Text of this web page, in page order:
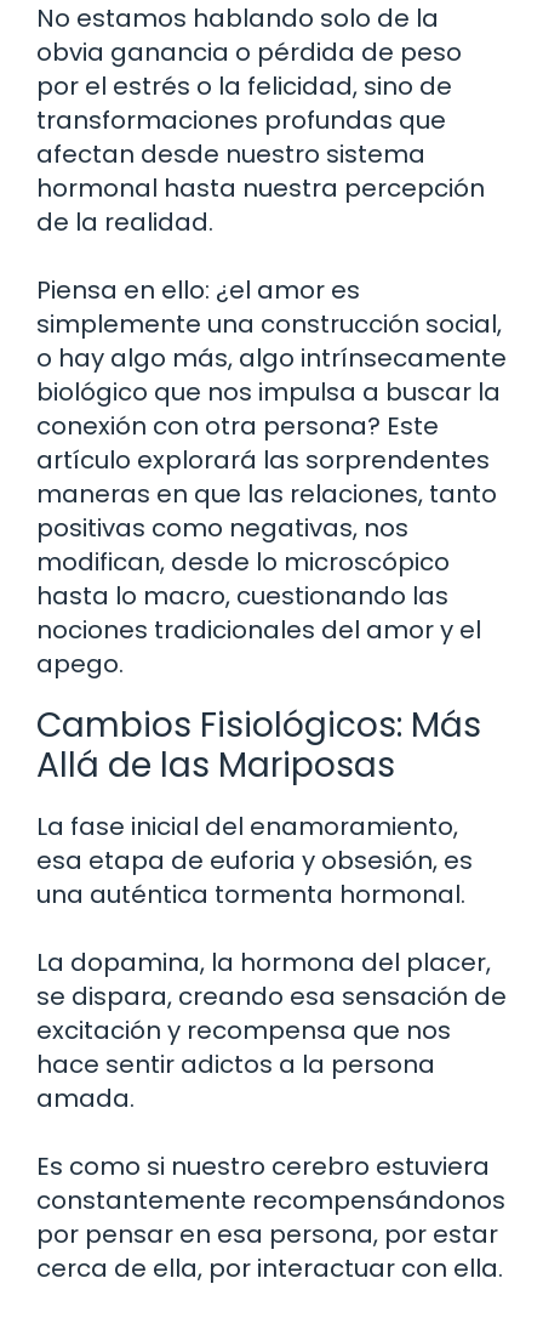
No estamos hablando solo de la
obvia ganancia o pérdida de peso
por el estrés o la felicidad, sino de
transformaciones profundas que
afectan desde nuestro sistema
hormonal hasta nuestra percepción
de la realidad.
Piensa en ello: ¿el amor es
simplemente una construcción social,
o hay algo más, algo intrínsecamente
biológico que nos impulsa a buscar la
conexión con otra persona? Este
artículo explorará las sorprendentes
maneras en que las relaciones, tanto
positivas como negativas, nos
modifican, desde lo microscópico
hasta lo macro, cuestionando las
nociones tradicionales del amor y el
apego.
Cambios Fisiológicos: Más
Allá de las Mariposas
La fase inicial del enamoramiento,
esa etapa de euforia y obsesión, es
una auténtica tormenta hormonal.
La dopamina, la hormona del placer,
se dispara, creando esa sensación de
excitación y recompensa que nos
hace sentir adictos a la persona
amada.
Es como si nuestro cerebro estuviera
constantemente recompensándonos
por pensar en esa persona, por estar
cerca de ella, por interactuar con ella.